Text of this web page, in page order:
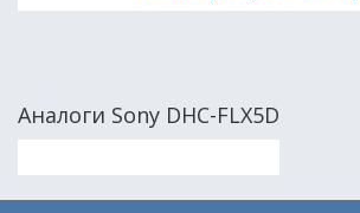
Аналоги Sony DHC-FLX5D